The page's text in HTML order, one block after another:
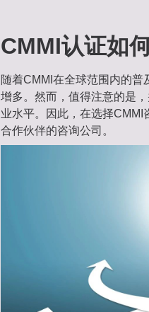
CMMI认证如
随着CMMI在全球范围内的
增多。然而，值得注意的是
业水平。因此，在选择CMMI
合作伙伴的咨询公司。